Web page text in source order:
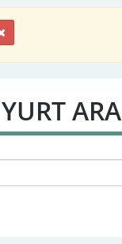
YURT ARA